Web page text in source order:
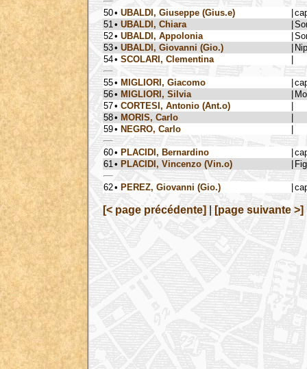
50• UBALDI, Giuseppe (Gius.e)
51 • UBALDI, Chiara
52• UBALDI, Appolonia
53• UBALDI, Giovanni (Gio.)
54• SCOLARI, Clementina
55• MIGLIORI, Giacomo
56• MIGLIORI, Silvia
57• CORTESI, Antonio (Ant.o)
58• MORIS, Carlo
59• NEGRO, Carlo
60• PLACIDI, Bernardino
61 • PLACIDI, Vincenzo (Vin.o)
62• PEREZ, Giovanni (Gio.)
[< page précédente] [page suivante >]